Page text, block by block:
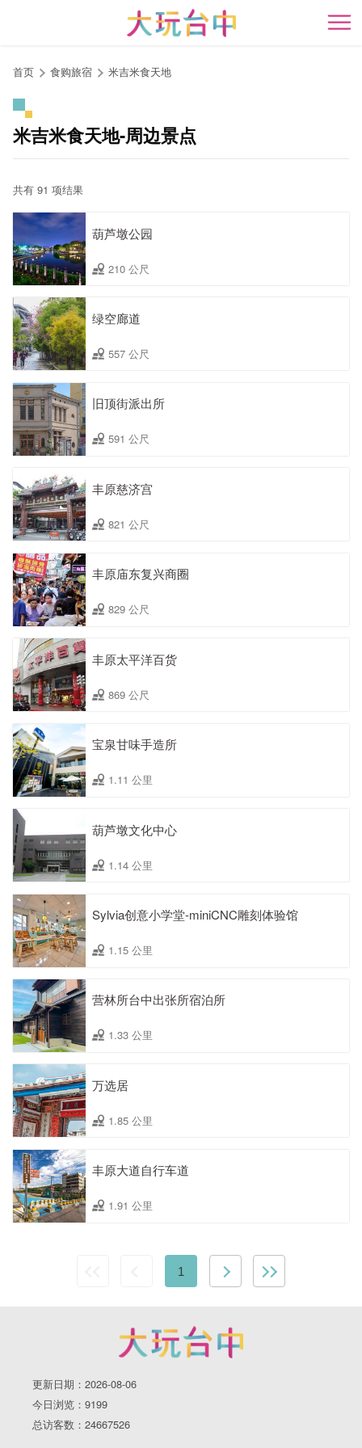
开
首页 食购旅宿 米吉米食天地
米吉米食天地-周边景点
共有 91 项结果
葫芦墩公园
210 公尺
绿空廊道
557 公尺
旧顶街派出所
591 公尺
丰原慈济宫
821 公尺
丰原庙东复兴商圈
829 公尺
丰原太平洋百货
869 公尺
宝泉甘味手造所
1.11 公里
葫芦墩文化中心
1.14 公里
Sylvia创意小学堂-miniCNC雕刻体验馆
1.15 公里
营林所台中出张所宿泊所
1.33 公里
万选居
1.85 公里
丰原大道自行车道
1.91 公里
1
更新日期：2026-08-06
今日浏览：9199
总访客数：24667526